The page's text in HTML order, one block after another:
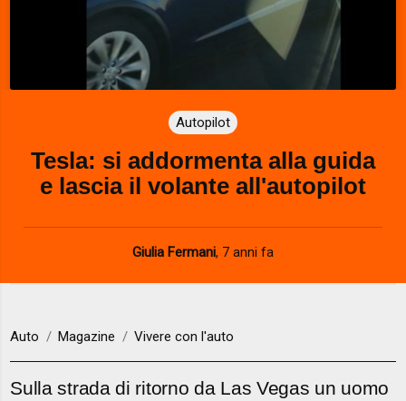
Autopilot
Tesla: si addormenta alla guida
e lascia il volante all'autopilot
Giulia Fermani, 7 anni fa
Auto Magazine Vivere con l'auto
Sulla strada di ritorno da Las Vegas un uomo